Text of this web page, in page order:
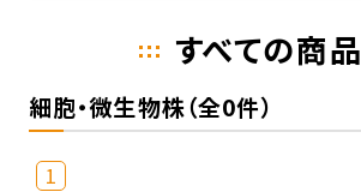
すべての商品
細胞・微生物株（全0件）
1